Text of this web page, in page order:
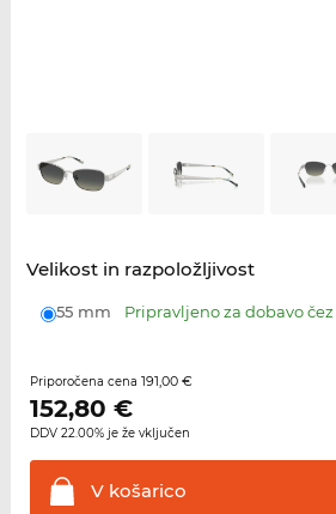
Velikost in razpoložljivost
55 mm Pripravljeno za dobavo čez
Priporočena cena 191,00 €
152,80 €
DDV 22.00% je že vključen
Vkošarico